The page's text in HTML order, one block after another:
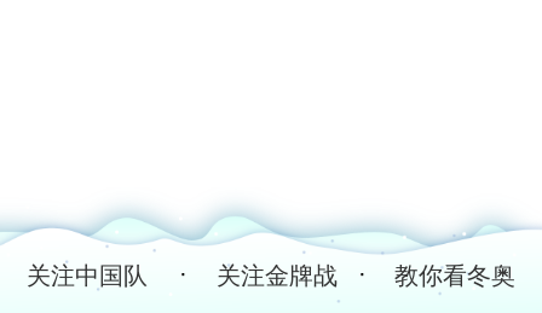
关注中国队 · 关注金牌战 · 教你看冬奥